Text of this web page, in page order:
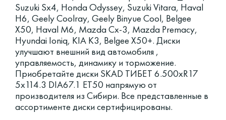
Suzuki Sx4, Honda Odyssey, Suzuki Vitara, Haval
H6, Geely Coolray, Geely Binyue Cool, Belgee
X50, Haval M6, Mazda Cx-3, Mazda Premacy,
Hyundai Ioniq, KIA K3, Belgee X50+. Диски
улучшают внешний вид автомобиля ,
управляемость, динамику и торможение.
Приобретайте диски SKAD ТИБЕТ 6.500xR17
5x114.3 DIA67.1 ET50 напрямую от
производителя из Сибири. Все представленные в
ассортименте диски сертифицированы.